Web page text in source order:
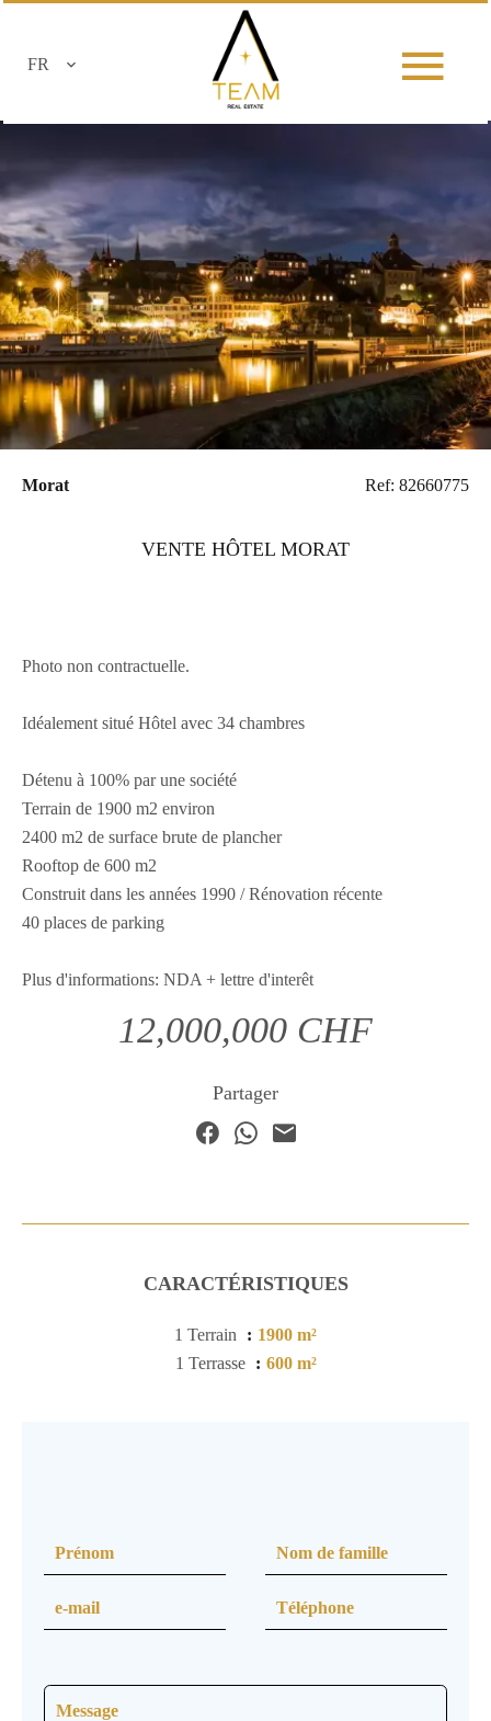
FR
Morat Ref: 82660775
VENTE HÔTEL MORAT
Partager
Photo non contractuelle.
Idéalement situé Hôtel avec 34 chambres
Détenu à 100% par une société
Terrain de 1900 m2 environ
2400 m2 de surface brute de plancher
Rooftop de 600 m2
Construit dans les années 1990 / Rénovation récente
40 places de parking
Plus d'informations: NDA + lettre d'interêt
12,000,000 CHF
CARACTÉRISTIQUES
1 Terrain
1900 m²
1 Terrasse
600 m²